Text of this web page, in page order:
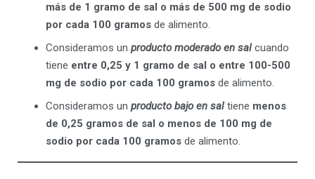
más de 1 gramo de sal o más de 500 mg de sodio
por cada 100 gramos de alimento.
Consideramos un producto moderado en sal cuando
tiene entre 0,25 y 1 gramo de sal o entre 100-500
mg de sodio por cada 100 gramos de alimento.
Consideramos un producto bajo en sal tiene menos
de 0,25 gramos de sal o menos de 100 mg de
sodio por cada 100 gramos de alimento.